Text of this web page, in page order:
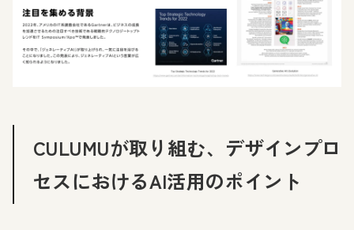
CULUMUが取り組む、デザインプロ
セスにおけるAI活用のポイント